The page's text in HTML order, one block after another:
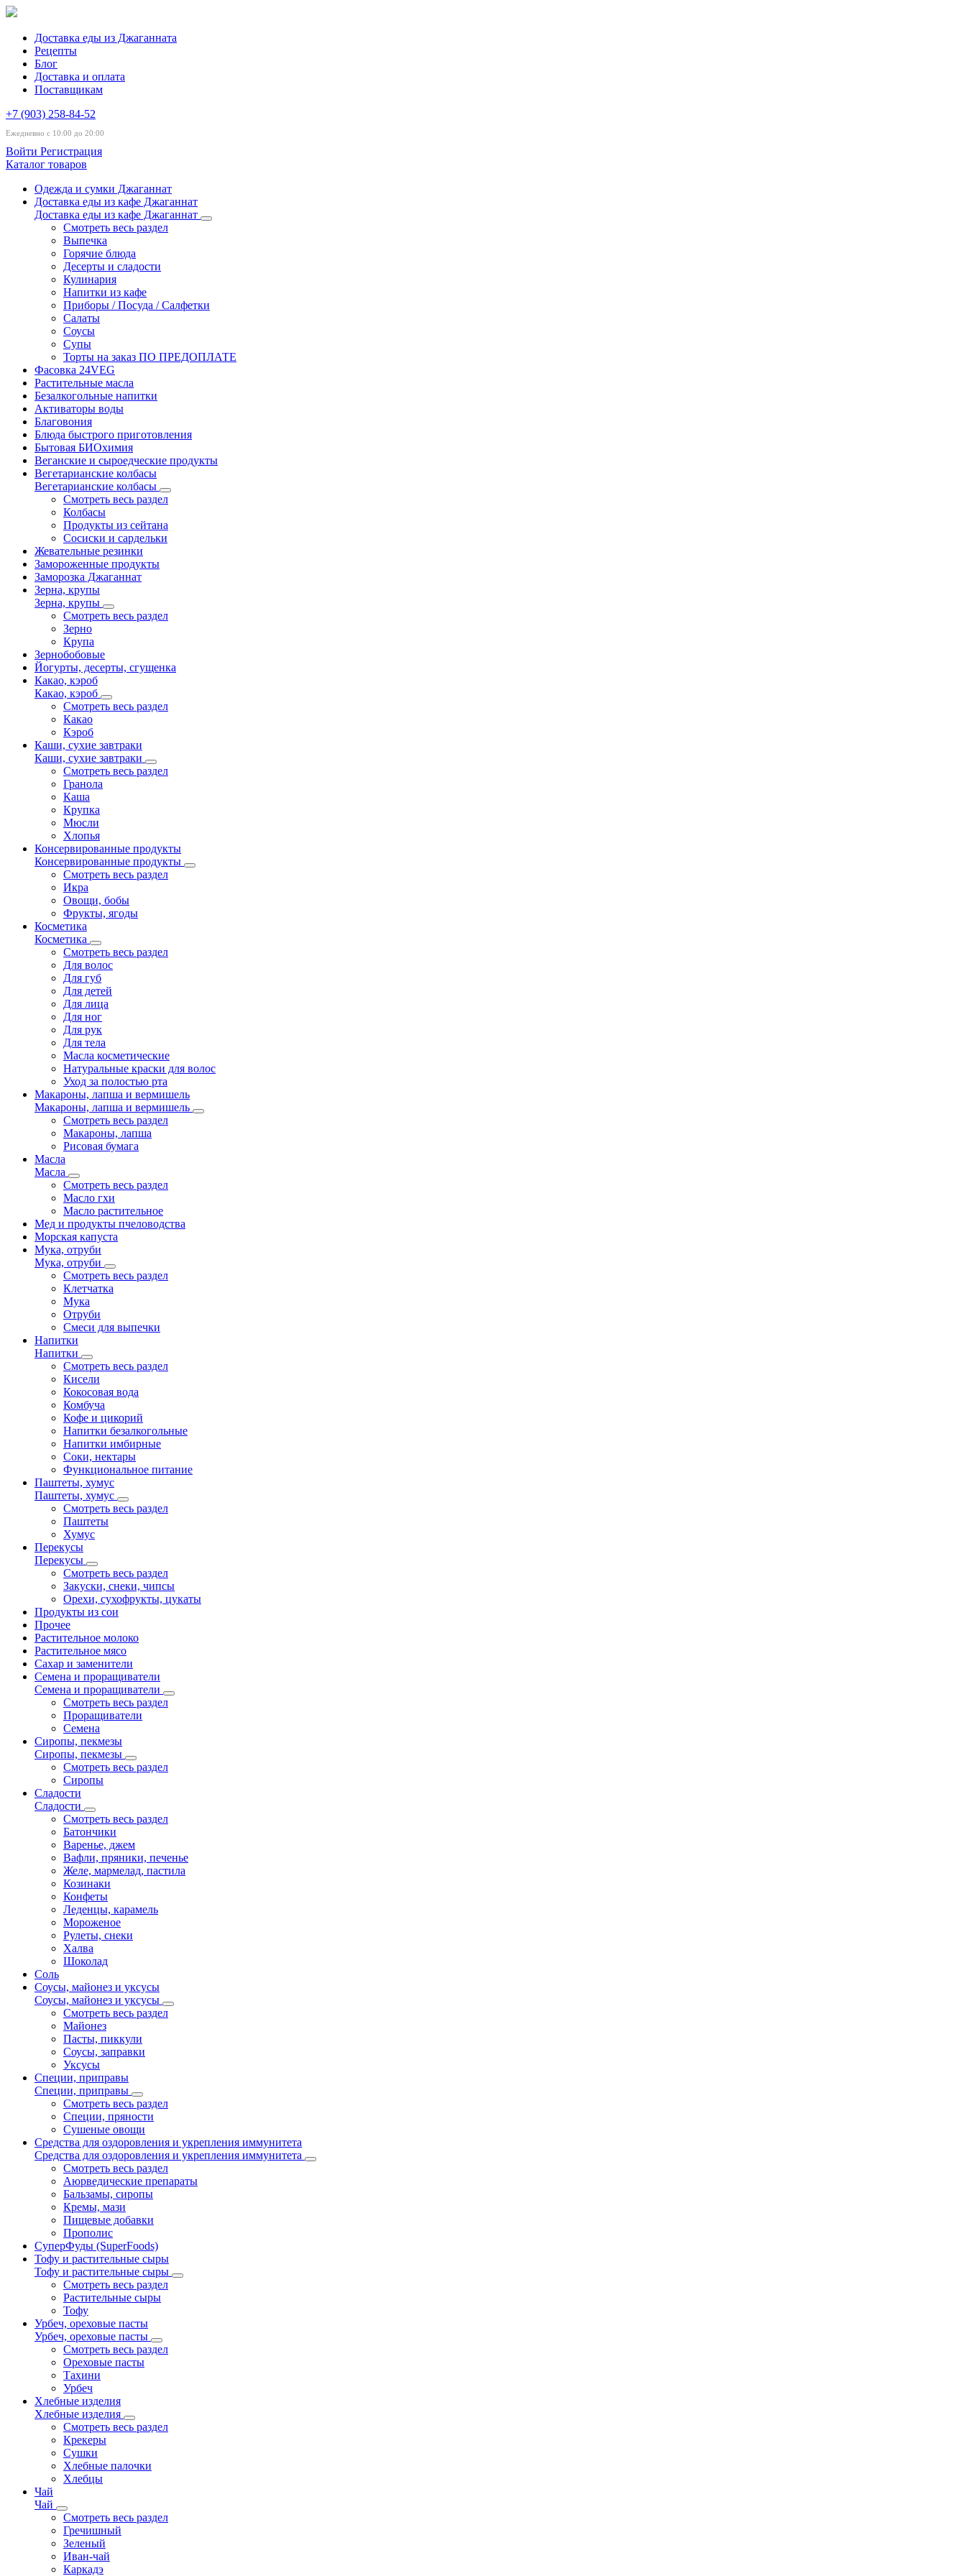
Доставка еды из Джаганната
Рецепты
Блог
Доставка и оплата
Поставщикам
+7 (903) 258-84-52
Ежедневно с 10:00 до 20:00
Войти Регистрация
Каталог товаров
Одежда и сумки Джаганнат
Доставка еды из кафе Джаганнат
Доставка еды из кафе Джаганнат
Смотреть весь раздел
Выпечка
Горячие блюда
Десерты и сладости
Кулинария
Напитки из кафе
Приборы / Посуда / Салфетки
Салаты
Соусы
Супы
Торты на заказ ПО ПРЕДОПЛАТЕ
Фасовка 24VEG
Растительные масла
Безалкогольные напитки
Активаторы воды
Благовония
Блюда быстрого приготовления
Бытовая БИОхимия
Веганские и сыроедческие продукты
Вегетарианские колбасы
Вегетарианские колбасы
Смотреть весь раздел
Колбасы
Продукты из сейтана
Сосиски и сардельки
Жевательные резинки
Замороженные продукты
Заморозка Джаганнат
Зерна, крупы
Зерна, крупы
Смотреть весь раздел
Зерно
Крупа
Зернобобовые
Йогурты, десерты, сгущенка
Какао, кэроб
Какао, кэроб
Смотреть весь раздел
Какао
Кэроб
Каши, сухие завтраки
Каши, сухие завтраки
Смотреть весь раздел
Гранола
Каша
Крупка
Мюсли
Хлопья
Консервированные продукты
Консервированные продукты
Смотреть весь раздел
Икра
Овощи, бобы
Фрукты, ягоды
Косметика
Косметика
Смотреть весь раздел
Для волос
Для губ
Для детей
Для лица
Для ног
Для рук
Для тела
Масла косметические
Натуральные краски для волос
Уход за полостью рта
Макароны, лапша и вермишель
Макароны, лапша и вермишель
Смотреть весь раздел
Макароны, лапша
Рисовая бумага
Масла
Масла
Смотреть весь раздел
Масло гхи
Масло растительное
Мед и продукты пчеловодства
Морская капуста
Мука, отруби
Мука, отруби
Смотреть весь раздел
Клетчатка
Мука
Отруби
Смеси для выпечки
Напитки
Напитки
Смотреть весь раздел
Кисели
Кокосовая вода
Комбуча
Кофе и цикорий
Напитки безалкогольные
Напитки имбирные
Соки, нектары
Функциональное питание
Паштеты, хумус
Паштеты, хумус
Смотреть весь раздел
Паштеты
Хумус
Перекусы
Перекусы
Смотреть весь раздел
Закуски, снеки, чипсы
Орехи, сухофрукты, цукаты
Продукты из сои
Прочее
Растительное молоко
Растительное мясо
Сахар и заменители
Семена и проращиватели
Семена и проращиватели
Смотреть весь раздел
Проращиватели
Семена
Сиропы, пекмезы
Сиропы, пекмезы
Смотреть весь раздел
Сиропы
Сладости
Сладости
Смотреть весь раздел
Батончики
Варенье, джем
Вафли, пряники, печенье
Желе, мармелад, пастила
Козинаки
Конфеты
Леденцы, карамель
Мороженое
Рулеты, снеки
Халва
Шоколад
Соль
Соусы, майонез и уксусы
Соусы, майонез и уксусы
Смотреть весь раздел
Майонез
Пасты, пиккули
Соусы, заправки
Уксусы
Специи, приправы
Специи, приправы
Смотреть весь раздел
Специи, пряности
Сушеные овощи
Средства для оздоровления и укрепления иммунитета
Средства для оздоровления и укрепления иммунитета
Смотреть весь раздел
Аюрведические препараты
Бальзамы, сиропы
Кремы, мази
Пищевые добавки
Прополис
СуперФуды (SuperFoods)
Тофу и растительные сыры
Тофу и растительные сыры
Смотреть весь раздел
Растительные сыры
Тофу
Урбеч, ореховые пасты
Урбеч, ореховые пасты
Смотреть весь раздел
Ореховые пасты
Тахини
Урбеч
Хлебные изделия
Хлебные изделия
Смотреть весь раздел
Крекеры
Сушки
Хлебные палочки
Хлебцы
Чай
Чай
Смотреть весь раздел
Гречишный
Зеленый
Иван-чай
Каркадэ